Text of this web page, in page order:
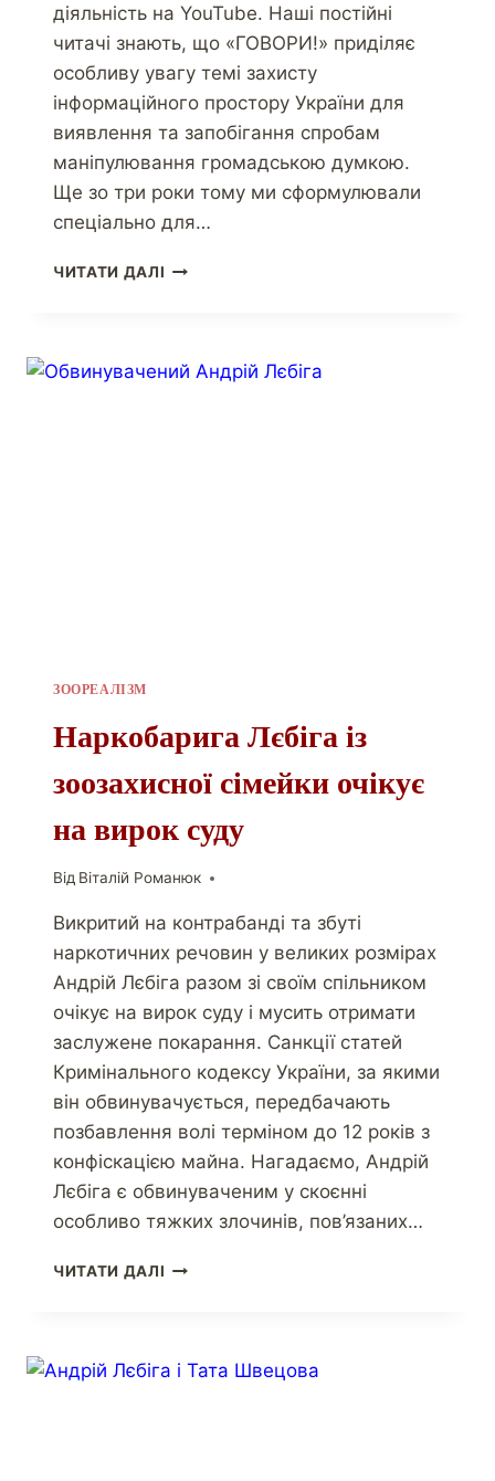
діяльність на YouTube. Наші постійні
читачі знають, що «ГОВОРИ!» приділяє
особливу увагу темі захисту
інформаційного простору України для
виявлення та запобігання спробам
маніпулювання громадською думкою.
Ще зо три роки тому ми сформулювали
спеціально для…
ЧИТАТИ ДАЛІ
ЗООРЕАЛІЗМ
Наркобарига Лєбіга із
зоозахисної сімейки очікує
на вирок суду
Від Віталій Романюк
Викритий на контрабанді та збуті
наркотичних речовин у великих розмірах
Андрій Лєбіга разом зі своїм спільником
очікує на вирок суду і мусить отримати
заслужене покарання. Санкції статей
Кримінального кодексу України, за якими
він обвинувачується, передбачають
позбавлення волі терміном до 12 років з
конфіскацією майна. Нагадаємо, Андрій
Лєбіга є обвинуваченим у скоєнні
особливо тяжких злочинів, пов’язаних…
ЧИТАТИ ДАЛІ